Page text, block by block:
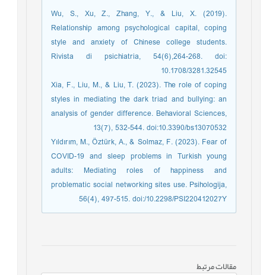
Wu, S., Xu, Z., Zhang, Y., & Liu, X. (2019).
Relationship among psychological capital, coping
style and anxiety of Chinese college students.
Rivista di psichiatria, 54(6),264-268. doi:
10.1708/3281.32545
Xia, F., Liu, M., & Liu, T. (2023). The role of coping
styles in mediating the dark triad and bullying: an
analysis of gender difference. Behavioral Sciences,
13(7), 532-544. doi:10.3390/bs13070532
Yıldırım, M., Öztürk, A., & Solmaz, F. (2023). Fear of
COVID-19 and sleep problems in Turkish young
adults: Mediating roles of happiness and
problematic social networking sites use. Psihologija,
56(4), 497-515. doi:/10.2298/PSI220412027Y
مقالات مرتبط